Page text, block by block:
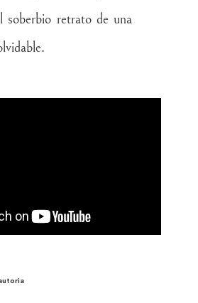
soberbio retrato de una